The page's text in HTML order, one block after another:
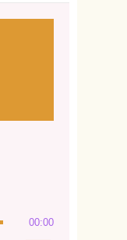
00:00